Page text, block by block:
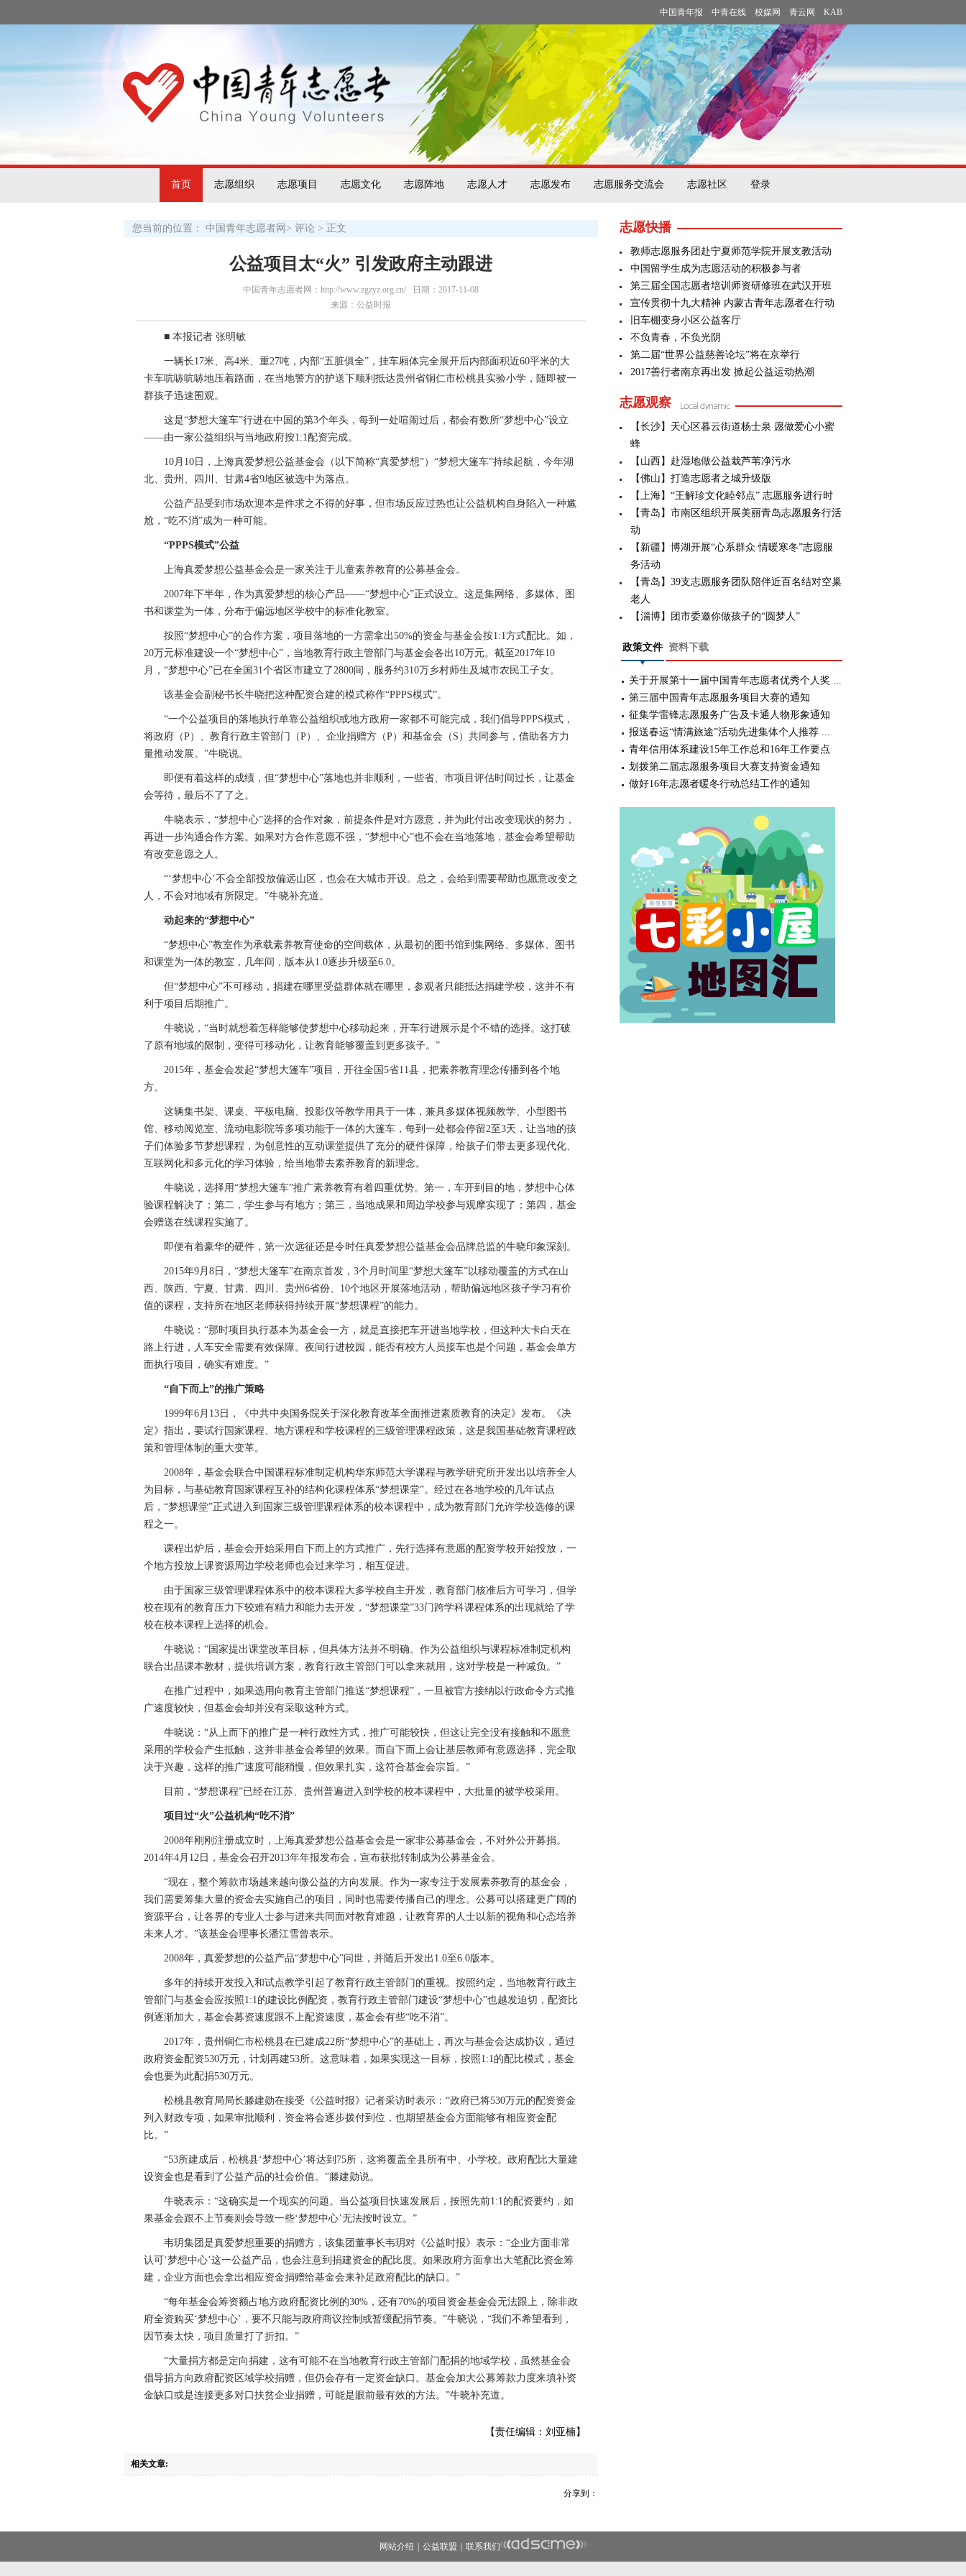
中国青年报 中青在线 校媒网 青云网 KAB
首页 志愿组织 志愿项目 志愿文化 志愿阵地 志愿人才 志愿发布 志愿服务交流会 志愿社区 登录
您当前的位置： 中国青年志愿者网 > 评论 > 正文
公益项目太“火” 引发政府主动跟进
中国青年志愿者网：http://www.zgzyz.org.cn/ 日期：2017-11-08
来源：公益时报
■ 本报记者 张明敏
一辆长17米、高4米、重27吨，内部“五脏俱全”，挂车厢体完全展开后内部面积近60平米的大
卡车吭哧吭哧地压着路面，在当地警方的护送下顺利抵达贵州省铜仁市松桃县实验小学，随即被一
群孩子迅速围观。
这是“梦想大篷车”行进在中国的第3个年头，每到一处喧闹过后，都会有数所“梦想中心”设立
——由一家公益组织与当地政府按1:1配资完成。
10月10日，上海真爱梦想公益基金会（以下简称“真爱梦想”）“梦想大篷车”持续起航，今年湖
北、贵州、四川、甘肃4省9地区被选中为落点。
公益产品受到市场欢迎本是件求之不得的好事，但市场反应过热也让公益机构自身陷入一种尴
尬，“吃不消”成为一种可能。
“PPPS模式”公益
上海真爱梦想公益基金会是一家关注于儿童素养教育的公募基金会。
2007年下半年，作为真爱梦想的核心产品——“梦想中心”正式设立。这是集网络、多媒体、图
书和课堂为一体，分布于偏远地区学校中的标准化教室。
按照“梦想中心”的合作方案，项目落地的一方需拿出50%的资金与基金会按1:1方式配比。如，
20万元标准建设一个“梦想中心”，当地教育行政主管部门与基金会各出10万元。截至2017年10
月，“梦想中心”已在全国31个省区市建立了2800间，服务约310万乡村师生及城市农民工子女。
该基金会副秘书长牛晓把这种配资合建的模式称作“PPPS模式”。
“一个公益项目的落地执行单靠公益组织或地方政府一家都不可能完成，我们倡导PPPS模式，
将政府（P）、教育行政主管部门（P）、企业捐赠方（P）和基金会（S）共同参与，借助各方力
量推动发展。”牛晓说。
即便有着这样的成绩，但“梦想中心”落地也并非顺利，一些省、市项目评估时间过长，让基金
会等待，最后不了了之。
牛晓表示，“梦想中心”选择的合作对象，前提条件是对方愿意，并为此付出改变现状的努力，
再进一步沟通合作方案。如果对方合作意愿不强，“梦想中心”也不会在当地落地，基金会希望帮助
有改变意愿之人。
“‘梦想中心’不会全部投放偏远山区，也会在大城市开设。总之，会给到需要帮助也愿意改变之
人，不会对地域有所限定。”牛晓补充道。
动起来的“梦想中心”
“梦想中心”教室作为承载素养教育使命的空间载体，从最初的图书馆到集网络、多媒体、图书
和课堂为一体的教室，几年间，版本从1.0逐步升级至6.0。
但“梦想中心”不可移动，捐建在哪里受益群体就在哪里，参观者只能抵达捐建学校，这并不有
利于项目后期推广。
牛晓说，“当时就想着怎样能够使梦想中心移动起来，开车行进展示是个不错的选择。这打破
了原有地域的限制，变得可移动化，让教育能够覆盖到更多孩子。”
2015年，基金会发起“梦想大篷车”项目，开往全国5省11县，把素养教育理念传播到各个地
方。
这辆集书架、课桌、平板电脑、投影仪等教学用具于一体，兼具多媒体视频教学、小型图书
馆、移动阅览室、流动电影院等多项功能于一体的大篷车，每到一处都会停留2至3天，让当地的孩
子们体验多节梦想课程，为创意性的互动课堂提供了充分的硬件保障，给孩子们带去更多现代化、
互联网化和多元化的学习体验，给当地带去素养教育的新理念。
牛晓说，选择用“梦想大篷车”推广素养教育有着四重优势。第一，车开到目的地，梦想中心体
验课程解决了；第二，学生参与有地方；第三，当地成果和周边学校参与观摩实现了；第四，基金
会赠送在线课程实施了。
即便有着豪华的硬件，第一次远征还是令时任真爱梦想公益基金会品牌总监的牛晓印象深刻。
2015年9月8日，“梦想大篷车”在南京首发，3个月时间里“梦想大篷车”以移动覆盖的方式在山
西、陕西、宁夏、甘肃、四川、贵州6省份、10个地区开展落地活动，帮助偏远地区孩子学习有价
值的课程，支持所在地区老师获得持续开展“梦想课程”的能力。
牛晓说：“那时项目执行基本为基金会一方，就是直接把车开进当地学校，但这种大卡白天在
路上行进，人车安全需要有效保障。夜间行进校园，能否有校方人员接车也是个问题，基金会单方
面执行项目，确实有难度。”
“自下而上”的推广策略
1999年6月13日，《中共中央国务院关于深化教育改革全面推进素质教育的决定》发布。《决
定》指出，要试行国家课程、地方课程和学校课程的三级管理课程政策，这是我国基础教育课程政
策和管理体制的重大变革。
2008年，基金会联合中国课程标准制定机构华东师范大学课程与教学研究所开发出以培养全人
为目标，与基础教育国家课程互补的结构化课程体系“梦想课堂”。经过在各地学校的几年试点
后，“梦想课堂”正式进入到国家三级管理课程体系的校本课程中，成为教育部门允许学校选修的课
程之一。
课程出炉后，基金会开始采用自下而上的方式推广，先行选择有意愿的配资学校开始投放，一
个地方投放上课资源周边学校老师也会过来学习，相互促进。
由于国家三级管理课程体系中的校本课程大多学校自主开发，教育部门核准后方可学习，但学
校在现有的教育压力下较难有精力和能力去开发，“梦想课堂”33门跨学科课程体系的出现就给了学
校在校本课程上选择的机会。
牛晓说：“国家提出课堂改革目标，但具体方法并不明确。作为公益组织与课程标准制定机构
联合出品课本教材，提供培训方案，教育行政主管部门可以拿来就用，这对学校是一种减负。”
在推广过程中，如果选用向教育主管部门推送“梦想课程”，一旦被官方接纳以行政命令方式推
广速度较快，但基金会却并没有采取这种方式。
牛晓说：“从上而下的推广是一种行政性方式，推广可能较快，但这让完全没有接触和不愿意
采用的学校会产生抵触，这并非基金会希望的效果。而自下而上会让基层教师有意愿选择，完全取
决于兴趣，这样的推广速度可能稍慢，但效果扎实，这符合基金会宗旨。”
目前，“梦想课程”已经在江苏、贵州普遍进入到学校的校本课程中，大批量的被学校采用。
项目过“火”公益机构“吃不消”
2008年刚刚注册成立时，上海真爱梦想公益基金会是一家非公募基金会，不对外公开募捐。
2014年4月12日，基金会召开2013年年报发布会，宣布获批转制成为公募基金会。
“现在，整个筹款市场越来越向微公益的方向发展。作为一家专注于发展素养教育的基金会，
我们需要筹集大量的资金去实施自己的项目，同时也需要传播自己的理念。公募可以搭建更广阔的
资源平台，让各界的专业人士参与进来共同面对教育难题，让教育界的人士以新的视角和心态培养
未来人才。”该基金会理事长潘江雪曾表示。
2008年，真爱梦想的公益产品“梦想中心”问世，并随后开发出1.0至6.0版本。
多年的持续开发投入和试点教学引起了教育行政主管部门的重视。按照约定，当地教育行政主
管部门与基金会应按照1:1的建设比例配资，教育行政主管部门建设“梦想中心”也越发迫切，配资比
例逐渐加大，基金会募资速度跟不上配资速度，基金会有些“吃不消”。
2017年，贵州铜仁市松桃县在已建成22所“梦想中心”的基础上，再次与基金会达成协议，通过
政府资金配资530万元，计划再建53所。这意味着，如果实现这一目标，按照1:1的配比模式，基金
会也要为此配捐530万元。
松桃县教育局局长滕建勋在接受《公益时报》记者采访时表示：“政府已将530万元的配资资金
列入财政专项，如果审批顺利，资金将会逐步拨付到位，也期望基金会方面能够有相应资金配
比。”
“53所建成后，松桃县‘梦想中心’将达到75所，这将覆盖全县所有中、小学校。政府配比大量建
设资金也是看到了公益产品的社会价值。”滕建勋说。
牛晓表示：“这确实是一个现实的问题。当公益项目快速发展后，按照先前1:1的配资要约，如
果基金会跟不上节奏则会导致一些‘梦想中心’无法按时设立。”
韦玥集团是真爱梦想重要的捐赠方，该集团董事长韦玥对《公益时报》表示：“企业方面非常
认可‘梦想中心’这一公益产品，也会注意到捐建资金的配比度。如果政府方面拿出大笔配比资金筹
建，企业方面也会拿出相应资金捐赠给基金会来补足政府配比的缺口。”
“每年基金会筹资额占地方政府配资比例的30%，还有70%的项目资金基金会无法跟上，除非政
府全资购买‘梦想中心’，要不只能与政府商议控制或暂缓配捐节奏。”牛晓说，“我们不希望看到，
因节奏太快，项目质量打了折扣。”
“大量捐方都是定向捐建，这有可能不在当地教育行政主管部门配捐的地域学校，虽然基金会
倡导捐方向政府配资区域学校捐赠，但仍会存有一定资金缺口。基金会加大公募筹款力度来填补资
金缺口或是连接更多对口扶贫企业捐赠，可能是眼前最有效的方法。”牛晓补充道。
【责任编辑：刘亚楠】
相关文章:
分享到：
志愿快播
教师志愿服务团赴宁夏师范学院开展支教活动
中国留学生成为志愿活动的积极参与者
第三届全国志愿者培训师资研修班在武汉开班
宣传贯彻十九大精神 内蒙古青年志愿者在行动
旧车棚变身小区公益客厅
不负青春，不负光阴
第二届“世界公益慈善论坛”将在京举行
2017善行者南京再出发 掀起公益运动热潮
志愿观察
【长沙】天心区暮云街道杨士泉 愿做爱心小蜜
蜂
【山西】赴湿地做公益栽芦苇净污水
【佛山】打造志愿者之城升级版
【上海】“王解珍文化睦邻点” 志愿服务进行时
【青岛】市南区组织开展美丽青岛志愿服务行活
动
【新疆】博湖开展“心系群众 情暖寒冬”志愿服
务活动
【青岛】39支志愿服务团队陪伴近百名结对空巢
老人
【淄博】团市委邀你做孩子的“圆梦人”
政策文件 资料下载
关于开展第十一届中国青年志愿者优秀个人奖 ...
第三届中国青年志愿服务项目大赛的通知
征集学雷锋志愿服务广告及卡通人物形象通知
报送春运“情满旅途”活动先进集体个人推荐 ...
青年信用体系建设15年工作总和16年工作要点
划拨第二届志愿服务项目大赛支持资金通知
做好16年志愿者暖冬行动总结工作的通知
网站介绍 公益联盟 联系我们